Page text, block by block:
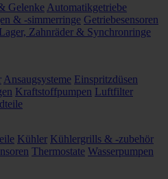
Gelenke Automatikgetriebe
& -simmerringe Getriebesensoren
Lager, Zahnräder & Synchronringe
Ansaugsysteme Einspritzdüsen
Kraftstoffpumpen Luftfilter
Kühler Kühlergrills & -zubehör
Thermostate Wasserpumpen